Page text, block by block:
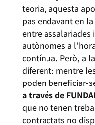
teoria, aquesta
pas endavant en
entre assalariades
autònomes a
contínua. Però, a
diferent: mentre
poden beneficiar-
a través de
que no tenen
contractats no